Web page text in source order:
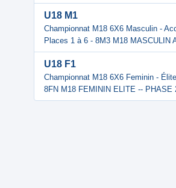
U18 M1
Championnat M18 6X6 Masculin -
Places 1 à 6 - 8M3 M18 MASCULIN
U18 F1
Championnat M18 6X6 Feminin -
8FN M18 FEMININ ELITE -- PHASE